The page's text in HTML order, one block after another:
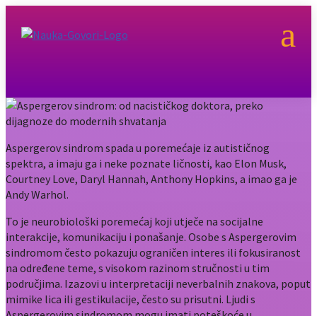
a
Aspergerov sindrom spada u poremećaje iz autističnog
spektra, a imaju ga i neke poznate ličnosti, kao Elon Musk,
Courtney Love, Daryl Hannah, Anthony Hopkins, a imao ga je
Andy Warhol.
To je neurobiološki poremećaj koji utječe na socijalne
interakcije, komunikaciju i ponašanje. Osobe s Aspergerovim
sindromom često pokazuju ograničen interes ili fokusiranost
na određene teme, s visokom razinom stručnosti u tim
područjima. Izazovi u interpretaciji neverbalnih znakova, poput
mimike lica ili gestikulacije, često su prisutni. Ljudi s